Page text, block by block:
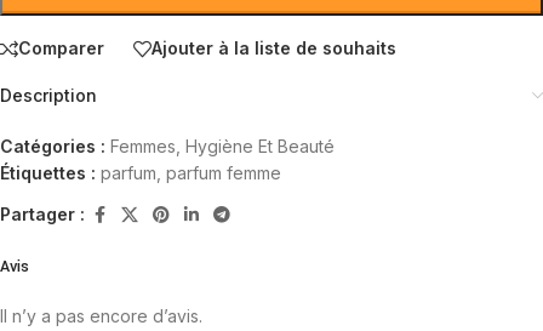
Comparer Ajouter à la liste de souhaits
Description
Catégories : Femmes Hygiène Et Beauté
Étiquettes : parfum parfum femme
Partager :
Avis
Il n’y a pas encore d’avis.